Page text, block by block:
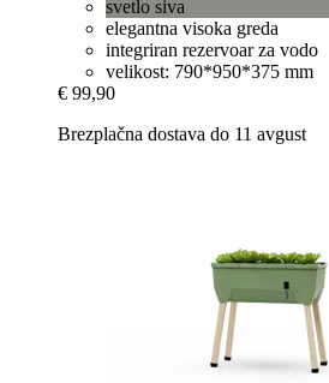
svetlo siva
elegantna visoka greda
integriran rezervoar za vodo
velikost: 790*950*375 mm
€ 99,90
Brezplačna dostava do 11 avgust